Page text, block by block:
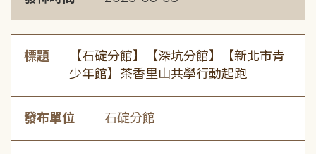
標題
【石碇分館】【深坑分館】【新北市青
少年館】茶香里山共學行動起跑
發布單位 石碇分館